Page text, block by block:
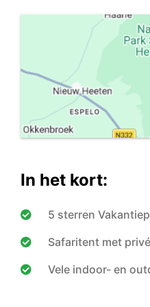
In het kort:
5 sterren
Safaritent met
Vele indoor- en